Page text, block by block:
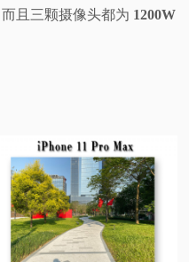
且三颗摄像头都为 1200W